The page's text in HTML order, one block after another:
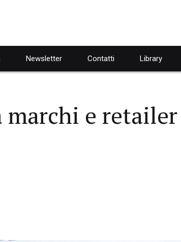
Newsletter Contatti Library
marchi e